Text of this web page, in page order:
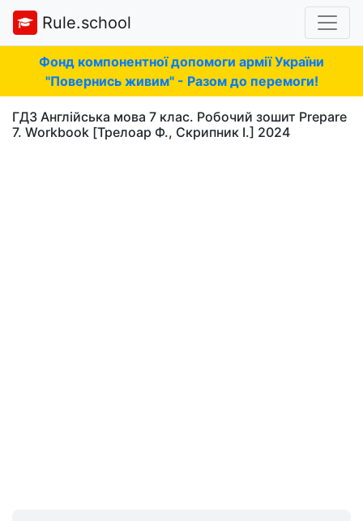
Rule.school
Фонд компонентної допомоги армії України
"Повернись живим" - Разом до перемоги!
ГДЗ Англійська мова 7 клас. Робочий зошит Prepare
7. Workbook [Трелоар Ф., Скрипник І.] 2024